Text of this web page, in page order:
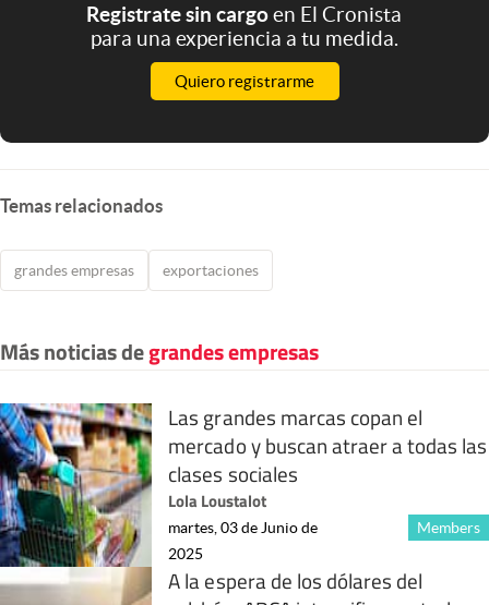
Registrate sin cargoen El Cronista
para una experiencia a tu medida.
Quiero registrarme
Temas relacionados
grandes empresas exportaciones
Más noticias degrandes empresas
Las grandes marcas copan el
mercado y buscan atraer a todas las
clases sociales
Lola Loustalot
Members
martes, 03 de Junio de
2025
A la espera de los dólares del